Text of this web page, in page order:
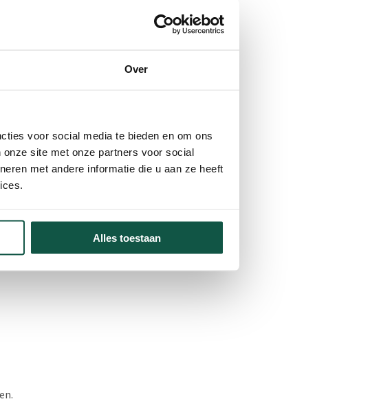
Over
voor social media te bieden en om ons
site met onze partners voor social
met andere informatie die u aan ze heeft
Alles toestaan
echte Kälber-Bodywarmer,